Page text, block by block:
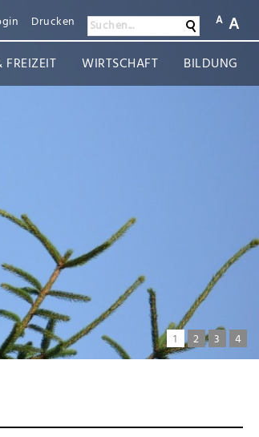
A A
Suchen...
DruckenSuchen
FREIZEIT WIRTSCHAFT BILDUNG
1 2 3 4